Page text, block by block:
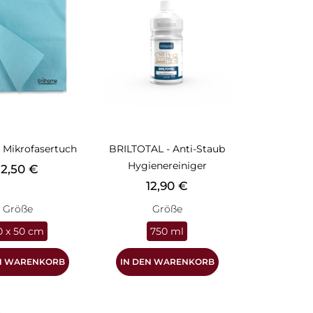
Mikrofasertuch
€
Größe
x 50 cm
WARENKORB
BRILTOTAL - Anti-Staub
Hygienereiniger
Preis
12,90 €
Größe
750 ml
IN DEN WARENKORB